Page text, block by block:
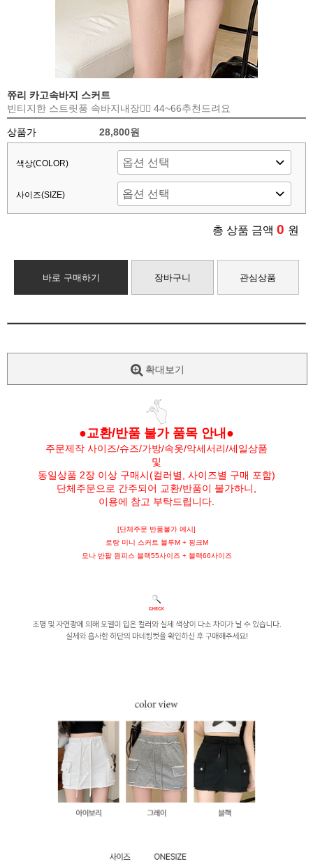
쮸리 카고속바지 스커트
빈티지한 스트릿풍 속바지내장👍🏻 44~66추천드려요
상품가 28,800원
색상(COLOR)
사이즈(SIZE)
총 상품 금액 0 원
바로 구매하기 장바구니 관심상품
확대보기
●교환/반품 불가 품목 안내●
주문제작 사이즈/슈즈/가방/속옷/악세서리/세일상품
및
동일상품 2장 이상 구매시(컬러별, 사이즈별 구매 포함)
단체주문으로 간주되어 교환/반품이 불가하니,
이용에 참고 부탁드립니다.
[단체주문 반품불가 예시]
로랑 미니 스커트 블루M + 핑크M
모나 반팔 원피스 블랙55사이즈 + 블랙66사이즈